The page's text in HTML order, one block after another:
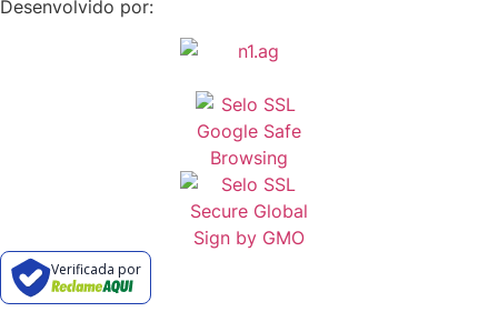
Desenvolvido por:
Verificada por